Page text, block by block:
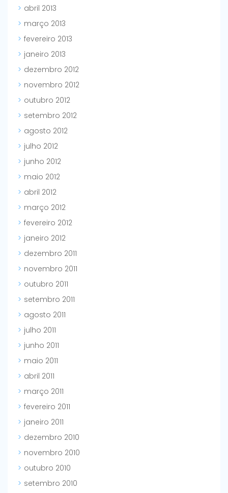
abril 2013
março 2013
fevereiro 2013
janeiro 2013
dezembro 2012
novembro 2012
outubro 2012
setembro 2012
agosto 2012
julho 2012
junho 2012
maio 2012
abril 2012
março 2012
fevereiro 2012
janeiro 2012
dezembro 2011
novembro 2011
outubro 2011
setembro 2011
agosto 2011
julho 2011
junho 2011
maio 2011
abril 2011
março 2011
fevereiro 2011
janeiro 2011
dezembro 2010
novembro 2010
outubro 2010
setembro 2010